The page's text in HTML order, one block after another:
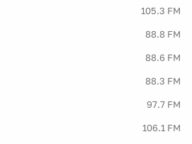
105.3 FM
88.8 FM
88.6 FM
88.3 FM
97.7 FM
106.1 FM